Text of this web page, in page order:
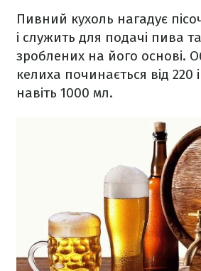
Пивний кухоль нагадує
і служить для подачі пива
зроблених на його основі.
келиха починається від 220
навіть 1000 мл.